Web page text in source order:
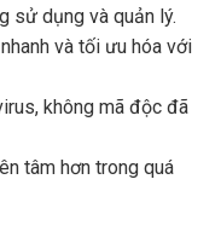
sử dụng và quản lý.
và tối ưu hóa với
không mã độc đã
tâm hơn trong quá